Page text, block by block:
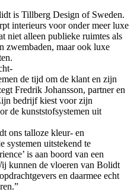
is Tillberg Design of Sweden.
interieurs voor onder meer luxe
niet alleen publieke ruimtes als
zwembaden, maar ook luxe
de tijd om de klant en zijn
Fredrik Johansson, partner en
bedrijf kiest voor zijn
de kunststofsystemen uit
ons talloze kleur- en
systemen uitstekend te
is aan boord van een
kunnen de vloeren van Bolidt
en daarmee echt